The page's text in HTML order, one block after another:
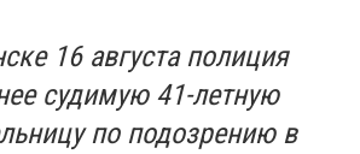
16 августа полиция
судимую 41-летную
по подозрению в